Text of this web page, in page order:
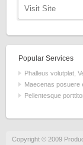
Visit Site
Popular Services
Phalleus volutplat,
Maecenas posuere
Pellentesque
Copyright © 2009